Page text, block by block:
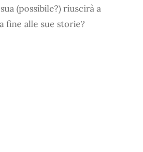
(possibile?) riuscirà a
fine alle sue storie?